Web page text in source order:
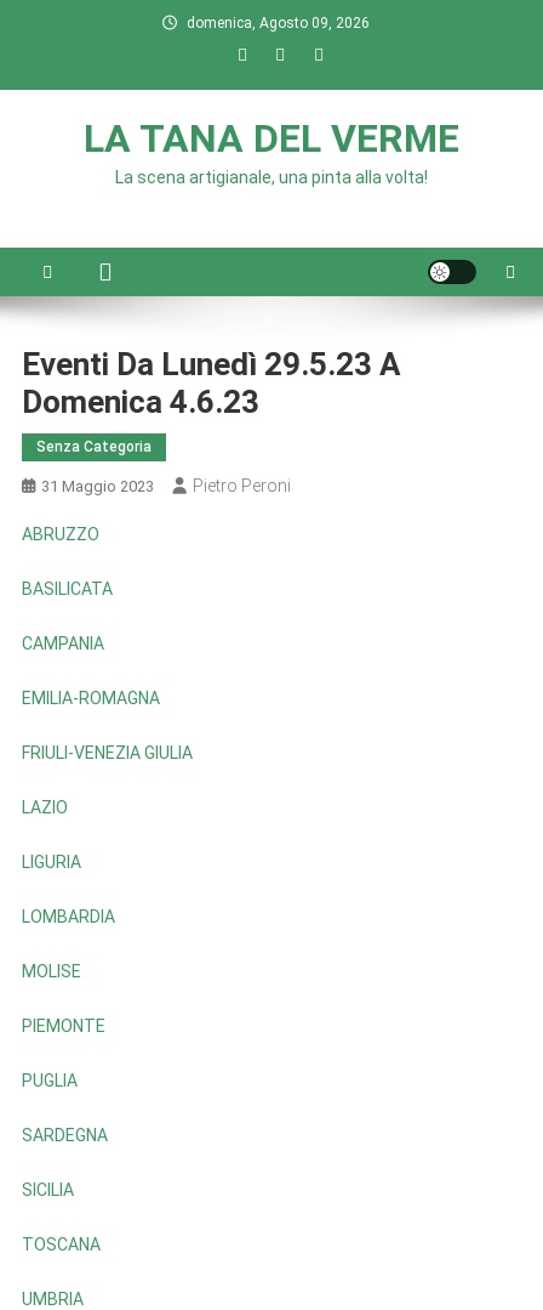
domenica, Agosto 09, 2026
LA TANA DEL VERME
La scena artigianale, una pinta alla volta!
Eventi Da Lunedì 29.5.23 A
Domenica 4.6.23
Senza Categoria
31 Maggio 2023 Pietro Peroni
ABRUZZO
BASILICATA
CAMPANIA
EMILIA-ROMAGNA
FRIULI-VENEZIA GIULIA
LAZIO
LIGURIA
LOMBARDIA
MOLISE
PIEMONTE
PUGLIA
SARDEGNA
SICILIA
TOSCANA
UMBRIA